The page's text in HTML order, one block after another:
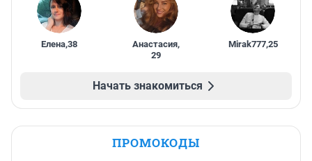
Елена,38 Анастасия,
29
Mirak777,25
Начать знакомиться
ПРОМОКОДЫ